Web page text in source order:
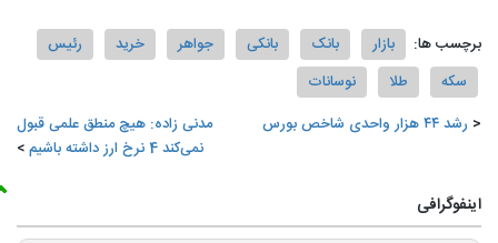
برچسب ها: بازار بانک بانکی جواهر خرید
رئیس
سکه
طلا
نوسانات
رشد ۴۴ هزار واحدی شاخص بورس
مدنی زاده: هیچ منطق علمی قبول
نمی‌کند 4 نرخ ارز داشته باشیم
اینفوگرافی